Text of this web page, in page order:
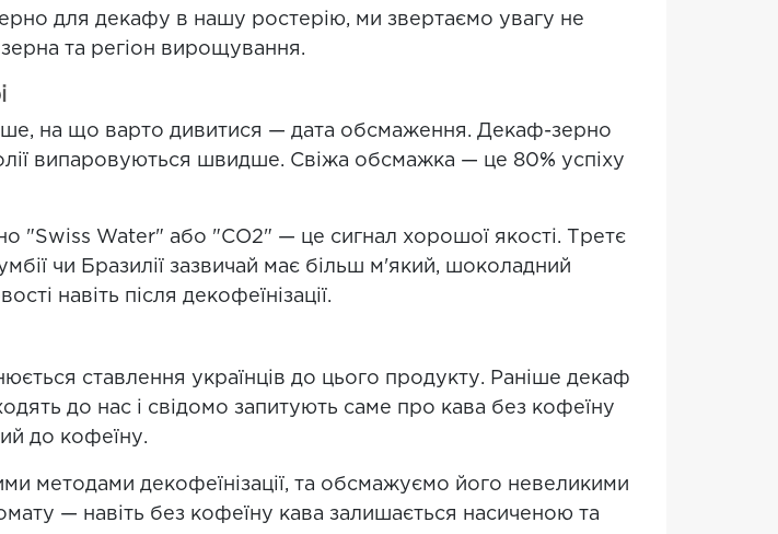
для декафу в нашу ростерію, ми звертаємо увагу не
зерна та регіон вирощування.
на що варто дивитися — дата обсмаження. Декаф-зерно
випаровуються швидше. Свіжа обсмажка — це 80% успіху
"Swiss Water" або "CO2" — це сигнал хорошої якості. Третє
чи Бразилії зазвичай має більш м'який, шоколадний
навіть після декофеїнізації.
ставлення українців до цього продукту. Раніше декаф
до нас і свідомо запитують саме про кава без кофеїну
до кофеїну.
методами декофеїнізації, та обсмажуємо його невеликими
— навіть без кофеїну кава залишається насиченою та